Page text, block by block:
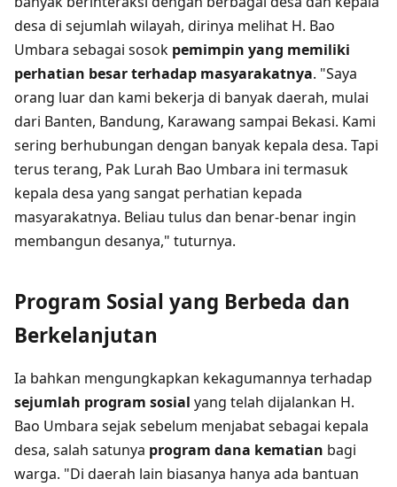
desa di sejumlah wilayah, dirinya melihat H. Bao
Umbara sebagai sosok pemimpin yang memiliki
perhatian besar terhadap masyarakatnya. "Saya
orang luar dan kami bekerja di banyak daerah, mulai
dari Banten, Bandung, Karawang sampai Bekasi. Kami
sering berhubungan dengan banyak kepala desa. Tapi
terus terang, Pak Lurah Bao Umbara ini termasuk
kepala desa yang sangat perhatian kepada
masyarakatnya. Beliau tulus dan benar-benar ingin
membangun desanya," tuturnya.
Program Sosial yang Berbeda dan
Berkelanjutan
Ia bahkan mengungkapkan kekagumannya terhadap
sejumlah program sosial yang telah dijalankan H.
Bao Umbara sejak sebelum menjabat sebagai kepala
desa, salah satunya program dana kematian bagi
warga. "Di daerah lain biasanya hanya ada bantuan